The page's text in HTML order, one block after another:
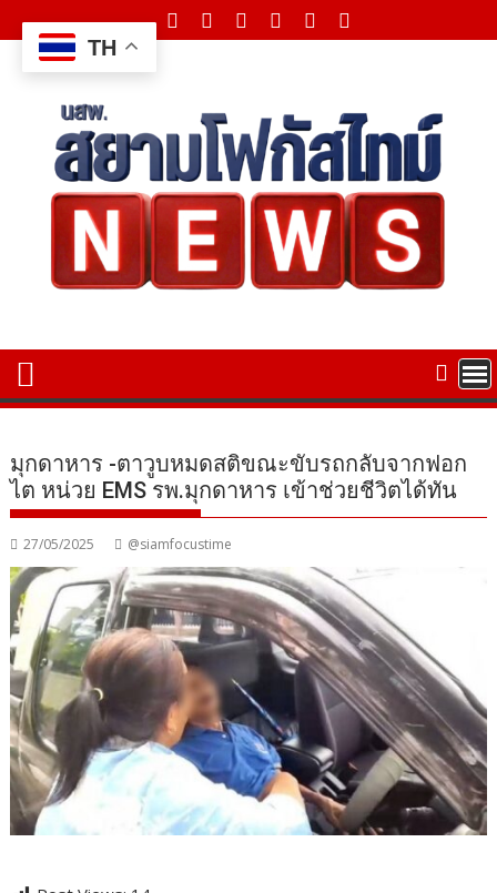
to
content
มุกดาหาร​ -​ตาวูบหมดสติขณะขับรถกลับจากฟอก
ไต หน่วย EMS รพ.มุกดาหาร เข้าช่วยชีวิตได้ทัน
27/05/2025 @siamfocustime
TH